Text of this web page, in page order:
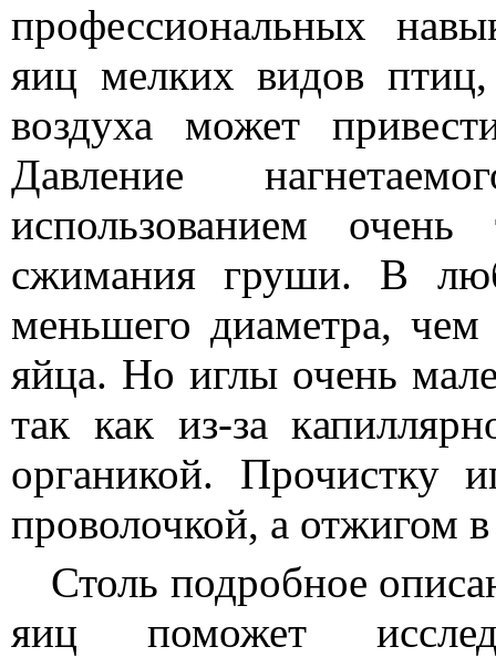
профессиональных
яиц мелких видов птиц,
воздуха может
Давление
использованием
сжимания груши. В
меньшего диаметра, чем
яйца. Но иглы очень
так как из-за
органикой. Прочистку
проволочкой, а отжигом
Столь подробное
яиц поможет